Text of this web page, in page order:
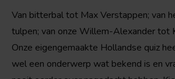
Van bitterbal tot Max Verstappen; van
tulpen; van onze Willem-Alexander tot
Onze eigengemaakte Hollandse quiz
wel een onderwerp wat bekend is en